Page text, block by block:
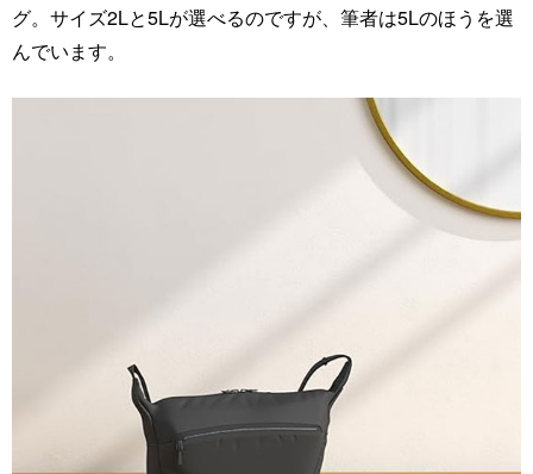
グ。サイズ2Lと5Lが選べるのですが、筆者は5Lのほうを選
んでいます。